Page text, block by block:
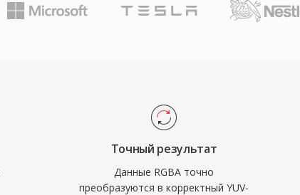
Точный результат
Данные RGBA точно
преобразуются в корректный YUV-